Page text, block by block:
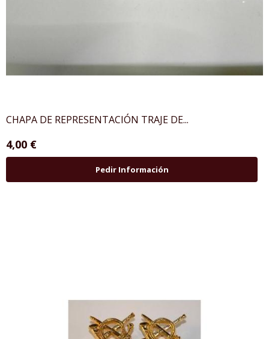
CHAPA DE REPRESENTACIÓN TRAJE DE...
4,00 €
Pedir Información